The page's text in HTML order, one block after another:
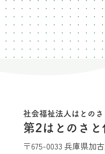
社会福祉法人はとの
第2はとのさ
〒675-0033 兵庫県加